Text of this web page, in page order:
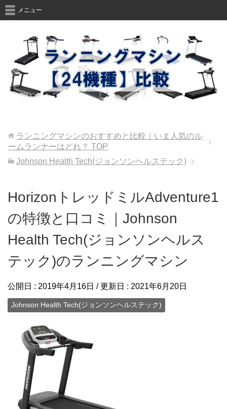
メニュー
ランニングマシンのおすすめと比較｜いま人気のル
ームランナーはどれ？ TOP
Johnson Health Tech(ジョンソンヘルステック)
HorizonトレッドミルAdventure1
の特徴と口コミ｜Johnson
Health Tech(ジョンソンヘルス
テック)のランニングマシン
公開日 : 2019年4月16日 / 更新日 : 2021年6月20日
Johnson Health Tech(ジョンソンヘルステック)